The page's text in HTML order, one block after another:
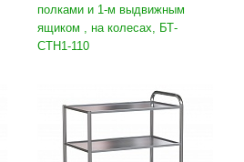
полками и 1-м выдвижным
ящиком , на колесах, БТ-
СТН1-110